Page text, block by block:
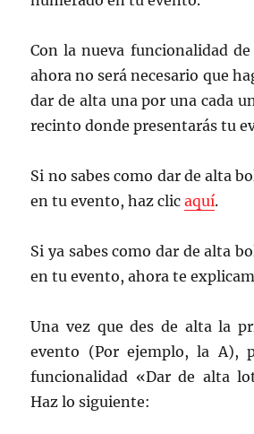
Con la nueva funcionalidad
ahora no será necesario que
dar de alta una por una cada
recinto donde presentarás tu
Si no sabes como dar de alta
en tu evento, haz clicaquí.
Si ya sabes como dar de alta
en tu evento, ahora te
Una vez que des de alta la
evento (Por ejemplo, la A),
funcionalidad «Dar de alta
Haz lo siguiente: